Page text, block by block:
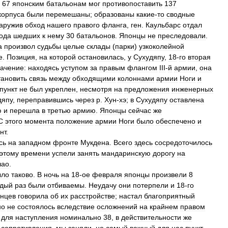
67 японским батальонам мог противопоставить 137
были перемешаны; образованы какие-то сводные
обход нашего правого фланга ген Каульбарс отдал
шедших к нему 30 батальонов Японцы не преследовали
произвол судьбы целые склады (парки) узкоколейной
Позиция на которой остановилась у Сухудяпу, 18-го вторая
находясь уступом за правым флангом III-й армии она
связь между обходящими колоннами армии Ноги и
пункт не был укреплен несмотря на предложения инженерных
, переправившись через р Хун-хэ; в Сухудяпу оставлена
и перешла в третью армию Японцы сейчас же
этого момента положение армии Ноги было обеспечено и
.
на западном фронте Мукдена Всего здесь сосредоточилось
этому времени успели занять мандаринскую дорогу на
таково В ночь на 18-ое февраля японцы произвели 8
раз были отбиваемы Неудачу они потерпели и 18-го
говорила об их расстройстве; настал благоприятный
не состоялось вследствие осложнений на крайнем правом
для наступления номинально 38 в действительности же